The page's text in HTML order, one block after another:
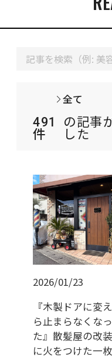
全て
491
件
の記事
した
2026/01/23
『木製ドアに変
ら止まらなくなっ
た』散髪屋の改
に火をつけた一